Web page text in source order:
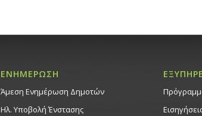
ΕΝΗΜΕΡΩΣΗ
Άμεση Ενημέρωση Δημοτών
Ηλ. Υποβολή Ένστασης